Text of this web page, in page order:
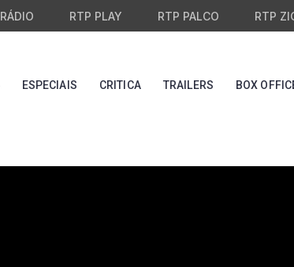
RÁDIO RTP PLAY RTP PALCO RTP
ESPECIAIS CRITICA TRAILERS BOX